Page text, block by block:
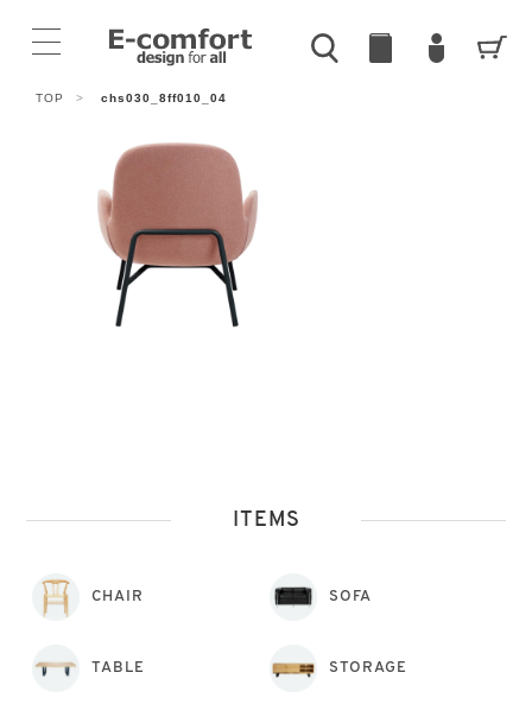
TOP > chs030_8ff010_04
ITEMS
CHAIR SOFA
TABLE STORAGE